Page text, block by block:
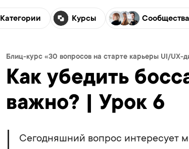
Категории Курсы Сообщества
Блиц-курс «30 вопросов на старте карьеры UI/UX-
Как убедить
важно? | Урок 6
Сегодняшний вопрос интересует